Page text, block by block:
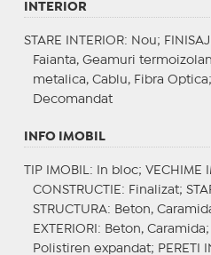
INTERIOR
STARE INTERIOR: Nou;
Faianta, Geamuri
metalica, Cablu, Fibra Optica;
Decomandat
INFO IMOBIL
TIP IMOBIL : In bloc; VECHIME
CONSTRUCTIE : Finalizat;
STRUCTURA: Beton,
EXTERIORI : Beton, Caramida;
Polistiren expandat; PERETI